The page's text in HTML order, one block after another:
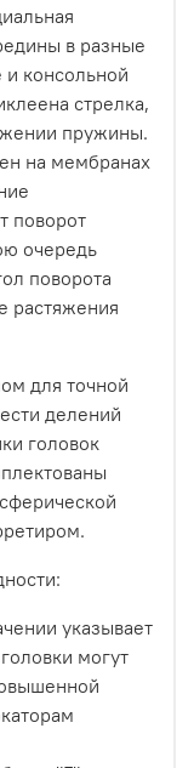
в разные
и консольной
стрелка,
пружины.
на мембранах
поворот
очередь
поворота
растяжения
для точной
делений
головок
указывает
могут